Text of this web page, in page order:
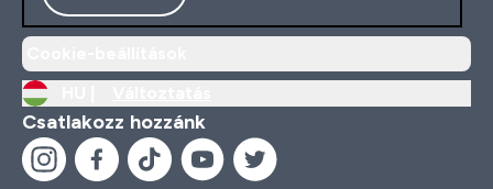
Csatlakozz hozzánk